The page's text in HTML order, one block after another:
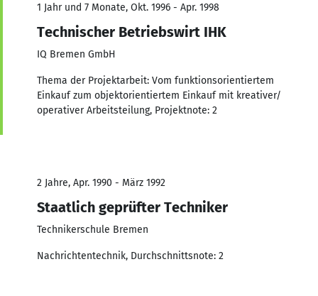
1 Jahr und 7 Monate, Okt. 1996 - Apr. 1998
Technischer Betriebswirt IHK
IQ Bremen GmbH
Thema der Projektarbeit: Vom funktionsorientiertem
Einkauf zum objektorientiertem Einkauf mit kreativer/
operativer Arbeitsteilung, Projektnote: 2
2 Jahre, Apr. 1990 - März 1992
Staatlich geprüfter Techniker
Technikerschule Bremen
Nachrichtentechnik, Durchschnittsnote: 2